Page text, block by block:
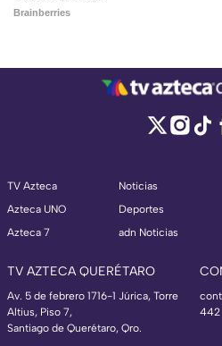
TV Azteca
Azteca UNO
Azteca 7
Noticias
Deportes
adn Noticias
TV AZTECA QUERÉTARO
Av. 5 de febrero 1716-1 Júrica, Torre
Altius, Piso 7,
Santiago de Querétaro, Qro.
442